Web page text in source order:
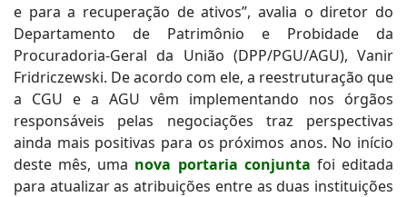
e para a recuperação de ativos”, avalia o diretor do
Departamento de Patrimônio e Probidade da
Procuradoria-Geral da União (DPP/PGU/AGU), Vanir
Fridriczewski. De acordo com ele, a reestruturação que
a CGU e a AGU vêm implementando nos órgãos
responsáveis pelas negociações traz perspectivas
ainda mais positivas para os próximos anos. No início
deste mês, uma nova portaria conjunta foi editada
para atualizar as atribuições entre as duas instituições